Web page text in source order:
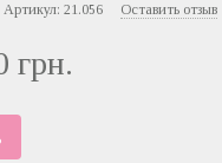
Артикул: 21.056 Оставить отзыв
грн.